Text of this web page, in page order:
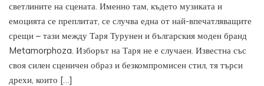
светлините на сцената. Именно там, където музиката и
емоцията се преплитат, се случва една от най-впечатляващите
срещи – тази между Таря Турунен и българския моден бранд
Metamorphoza. Изборът на Таря не е случаен. Известна със
своя силен сценичен образ и безкомпромисен стил, тя търси
дрехи, които […]